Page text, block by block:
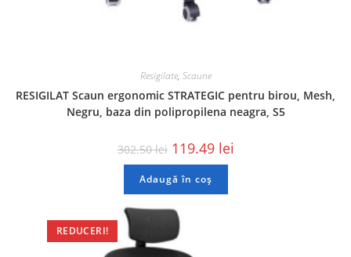
Resigilate, Scaune
RESIGILAT Scaun ergonomic STRATEGIC pentru birou, Mesh,
Negru, baza din polipropilena neagra, S5
302.50lei 119.49 lei
Adaugă în coș
REDUCERI!